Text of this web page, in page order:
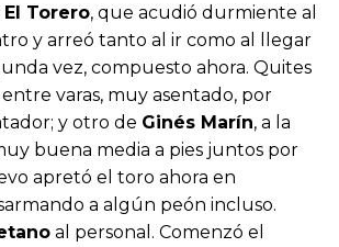
El Torero, que acudió durmiente al
y arreó tanto al ir como al llegar
vez, compuesto ahora. Quites
varas, muy asentado, por
y otro de Ginés Marín, a la
buena media a pies juntos por
apretó el toro ahora en
a algún peón incluso.
al personal. Comenzó el